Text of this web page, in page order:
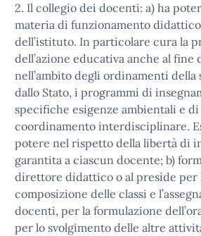
2. Il collegio dei docenti: a) ha
materia di funzionamento
dell’istituto. In particolare cura la
dell’azione educativa anche al fine
nell’ambito degli ordinamenti della
dallo Stato, i programmi di
specifiche esigenze ambientali e
coordinamento interdisciplinare.
potere nel rispetto della libertà di
garantita a ciascun docente; b)
direttore didattico o al preside per
composizione delle classi e
docenti, per la formulazione
per lo svolgimento delle altre